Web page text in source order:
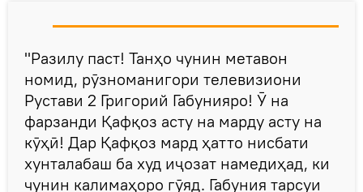
"Разилу паст! Танҳо чунин метавон
номид, рӯзноманигори телевизиони
Рустави 2 Григорий Габунияро! Ӯ на
фарзанди Қафқоз асту на марду асту на
кӯҳӣ! Дар Қафқоз мард ҳатто нисбати
хунталабаш ба худ иҷозат намедиҳад, ки
чунин калимаҳоро гӯяд. Габуния тарсуи